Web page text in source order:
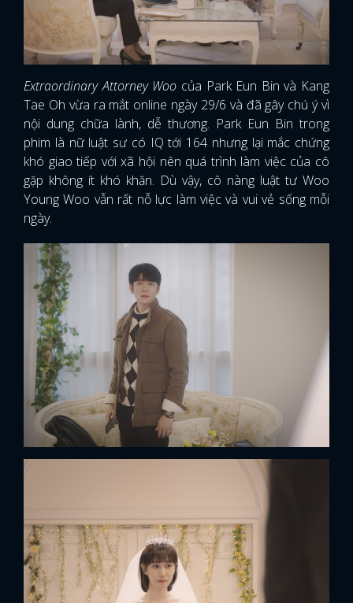
Extraordinary Attorney Woo của Park Eun Bin và Kang
Tae Oh vừa ra mắt online ngày 29/6 và đã gây chú ý vì
nội dung chữa lành, dễ thương. Park Eun Bin trong
phim là nữ luật sư có IQ tới 164 nhưng lại mắc chứng
khó giao tiếp với xã hội nên quá trình làm việc của cô
gặp không ít khó khăn. Dù vậy, cô nàng luật tư Woo
Young Woo vẫn rất nỗ lực làm việc và vui vẻ sống mỗi
ngày.